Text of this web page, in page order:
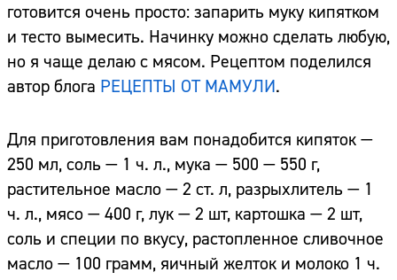
готовится очень просто: запарить муку кипятком
и тесто вымесить. Начинку можно сделать любую,
но я чаще делаю с мясом. Рецептом поделился
автор блога РЕЦЕПТЫ ОТ МАМУЛИ.
Для приготовления вам понадобится кипяток —
250 мл, соль — 1 ч. л., мука — 500 — 550 г,
растительное масло — 2 ст. л, разрыхлитель — 1
ч. л., мясо — 400 г, лук — 2 шт, картошка — 2 шт,
соль и специи по вкусу, растопленное сливочное
масло — 100 грамм, яичный желток и молоко 1 ч.